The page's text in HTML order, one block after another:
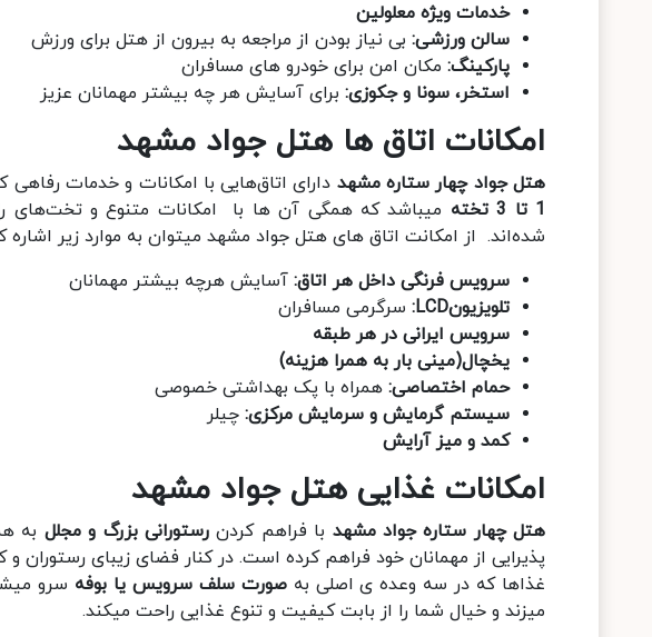
خدمات ویژه معلولین
سالن ورزشی: بی نیاز بودن از مراجعه به بیرون از هتل برای ورزش
پارکینگ: مکان امن برای خودرو های مسافران
استخر، سونا و جکوزی: برای آسایش هر چه بیشتر مهمانان عزیز
امکانات اتاق ها هتل جواد مشهد
هتل جواد چهار ستاره مشهد دارای اتاق‌هایی با امکانات و خدمات
1 تا 3 تخته
میباشد که همگی آن ها با امکانات متنوع و تخت‌های
شده‌اند. از امکانت اتاق های هتل جواد مشهد میتوان به موارد زیر اشاره
سرویس فرنگی داخل هر اتاق: آسایش هرچه بیشتر مهمانان
تلویزیونLCD:
سرگرمی مسافران
سرویس ایرانی در هر طبقه
یخچال(مینی بار به همرا هزینه)
حمام اختصاصی: همراه با پک بهداشتی خصوصی
سیستم گرمایش و سرمایش مرکزی: چیلر
کمد و میز آرایش
امکانات غذایی هتل جواد مشهد
هتل چهار ستاره جواد مشهد با فراهم کردنرستورانی بزرگ و مجلل به
پذیرایی از مهمانان خود فراهم کرده است. در کنار فضای زیبای
غذاها که در سه وعده ی اصلی بهصورت سلف سرویس یا بوفه سرو
میزند و خیال شما را از بابت کیفیت و تنوع غذایی راحت میکند.